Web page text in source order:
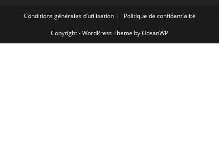
Conditions générales d’utilisation Politique de confidentialité
Copyright - WordPress Theme by OceanWP